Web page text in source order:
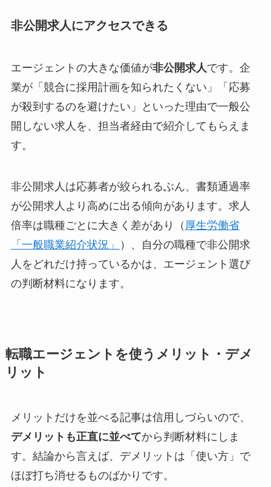
非公開求人にアクセスできる
エージェントの大きな価値が非公開求人 です。企
業が「競合に採用計画を知られたくない」「応募
が殺到するのを避けたい」といった理由で一般公
開しない求人を、担当者経由で紹介してもらえま
す。
非公開求人は応募者が絞られるぶん、書類通過率
が公開求人より高めに出る傾向があります。求人
倍率は職種ごとに大きく差があり（ 厚生労働省
「一般職業紹介状況」
）、自分の職種で非公開求
人をどれだけ持っているかは、エージェント選び
の判断材料になります。
転職エージェントを使うメリット・デメ
リット
メリットだけを並べる記事は信用しづらいので、
デメリットも正直に並べてから判断材料にしま
す。結論から言えば、デメリットは「使い方」で
ほぼ打ち消せるものばかりです。